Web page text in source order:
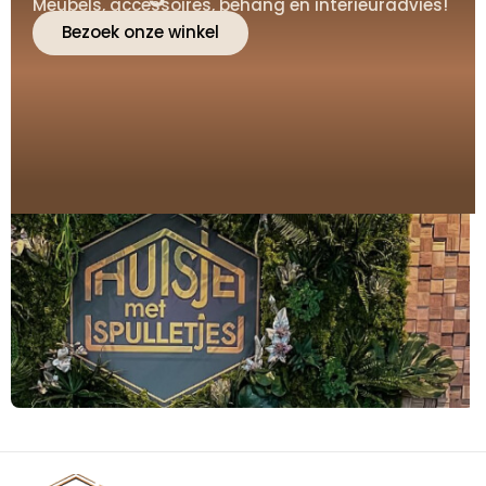
Meubels, accessoires, behang en interieuradvies!
Bezoek onze winkel